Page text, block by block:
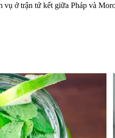
ở trận tứ kết giữa Pháp và